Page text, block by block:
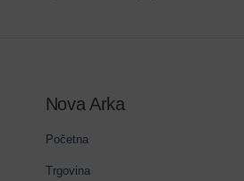
Nova Arka
Početna
Trgovina